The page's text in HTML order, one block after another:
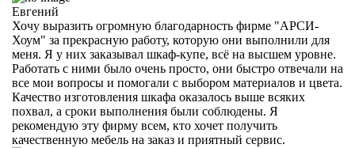
Евгений
Хочу выразить огромную благодарность фирме "АРСИ-
Хоум" за прекрасную работу, которую они выполнили для
меня. Я у них заказывал шкаф-купе, всё на высшем уровне.
Работать с ними было очень просто, они быстро отвечали на
все мои вопросы и помогали с выбором материалов и цвета.
Качество изготовления шкафа оказалось выше всяких
похвал, а сроки выполнения были соблюдены. Я
рекомендую эту фирму всем, кто хочет получить
качественную мебель на заказ и приятный сервис.